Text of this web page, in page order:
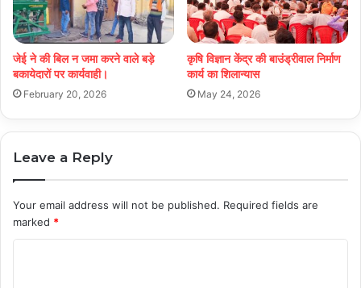
जेई ने की बिल न जमा करने वाले बड़े
बकायेदारों पर कार्यवाही।
February 20, 2026
कृषि विज्ञान केंद्र की बाउंड्रीवाल निर्माण
कार्य का शिलान्यास
May 24, 2026
Leave a Reply
Your email address will not be published. Required fields are
marked *